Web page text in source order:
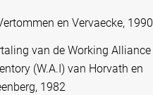
en Vervaecke, 1990
van de Working Alliance
(W.A.I) van Horvath en
1982